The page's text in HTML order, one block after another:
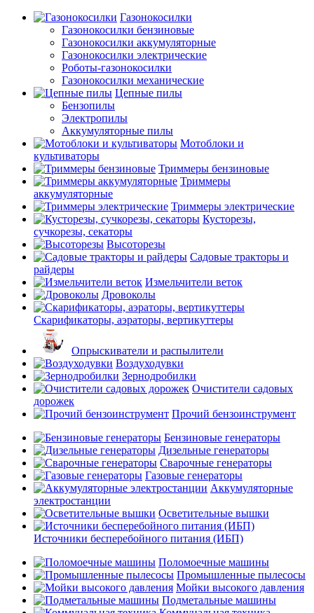
Газонокосилки
Газонокосилки бензиновые
Газонокосилки аккумуляторные
Газонокосилки электрические
Роботы-газонокосилки
Газонокосилки механические
Цепные пилы
Бензопилы
Электропилы
Аккумуляторные пилы
Мотоблоки и
культиваторы
Триммеры бензиновые
Триммеры
аккумуляторные
Триммеры электрические
Кусторезы,
сучкорезы, секаторы
Высоторезы
Садовые тракторы и
райдеры
Измельчители веток
Дровоколы
Скарификаторы, аэраторы, вертикуттеры
Опрыскиватели и распылители
Воздуходувки
Зернодробилки
Очистители садовых
дорожек
Прочий бензоинструмент
Бензиновые генераторы
Дизельные генераторы
Сварочные генераторы
Газовые генераторы
Аккумуляторные
электростанции
Осветительные вышки
Источники бесперебойного питания (ИБП)
Поломоечные машины
Промышленные пылесосы
Мойки высокого давления
Подметальные машины